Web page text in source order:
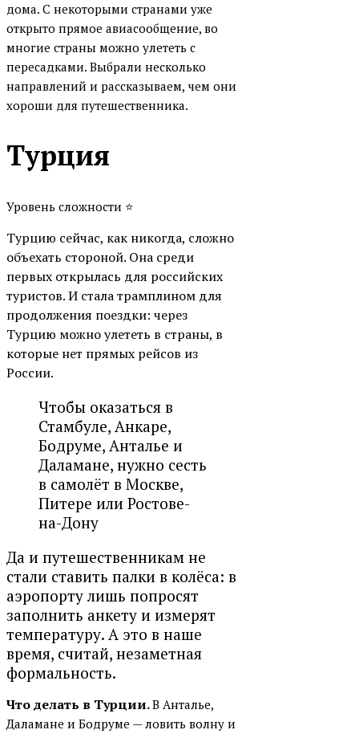
дома. С некоторыми странами уже
открыто прямое авиасообщение, во
многие страны можно улететь с
пересадками. Выбрали несколько
направлений и рассказываем, чем они
хороши для путешественника.
Турция
Уровень сложности ⭐
Турцию сейчас, как никогда, сложно
объехать стороной. Она среди
первых открылась для российских
туристов. И стала трамплином для
продолжения поездки: через
Турцию можно улететь в страны, в
которые нет прямых рейсов из
России.
Чтобы оказаться в
Стамбуле, Анкаре,
Бодруме, Анталье и
Даламане, нужно сесть
в самолёт в Москве,
Питере или Ростове-
на-Дону
Да и путешественникам не
стали ставить палки в колёса: в
аэропорту лишь попросят
заполнить анкету и измерят
температуру. А это в наше
время, считай, незаметная
формальность.
Что делать в Турции.В Анталье,
Даламане и Бодруме — ловить волну и